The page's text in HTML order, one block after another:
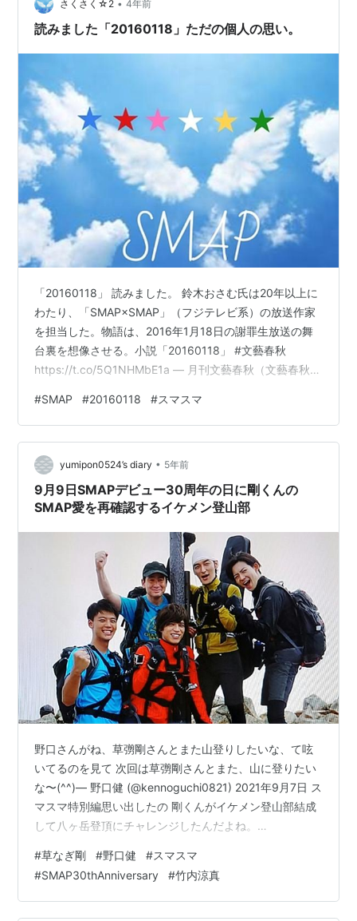
氏、SMAPが名を連ねる。 …
さくさく☆2 • 4年前
読みました「20160118」ただの個人の思い。
「20160118」 読みました。 鈴木おさむ氏は20年以上に
わたり、「SMAP×SMAP」（フジテレビ系）の放送作家
を担当した。物語は、2016年1月18日の謝罪生放送の舞
台裏を想像させる。小説「20160118」 #文藝春秋
https://t.co/5Q1NHMbE1a — 月刊文藝春秋（文藝春秋
https://twitter.com/gekkan_bunshun/status/16008358
62530359296?
s=20&t=_s3cNMHHBr3cUGOWyKROmw まだ読んでい
ない人も多いので、内容は…
#SMAP #20160118 #スマスマ
yumipon0524’s diary • 5年前
9月9日SMAPデビュー30周年の日に剛くんの
SMAP愛を再確認するイケメン登山部
野口さんがね、草彅剛さんとまた山登りしたいな、て呟
いてるのを見て 次回は草彅剛さんとまた、山に登りたい
な〜(^^)— 野口健 (@kennoguchi0821) 2021年9月7日 ス
マスマ特別編思い出したの 剛くんがイケメン登山部結成
して八ヶ岳登頂にチャレンジしたんだよね。
口さんが15歳の時に人生で初めて登頂した思い出の地。
野口さんにとっては初心に戻れる大事な場所。そこをみ
んなで目指そうという企画。早朝、｢おはよう、ねむい
#草なぎ剛 #野口健 #スマスマ
#SMAP30thAnniversary #竹内涼真